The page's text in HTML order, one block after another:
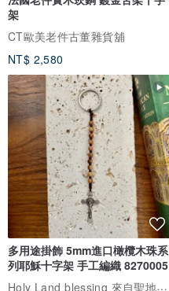
架
CT歐美老件古董雜貨舖
NT$ 2,580
多用途掛飾 5mm進口橄欖木珠系
列耶穌十字架 手工編織 8270005
Holy Land blessing 來自聖地的祝福